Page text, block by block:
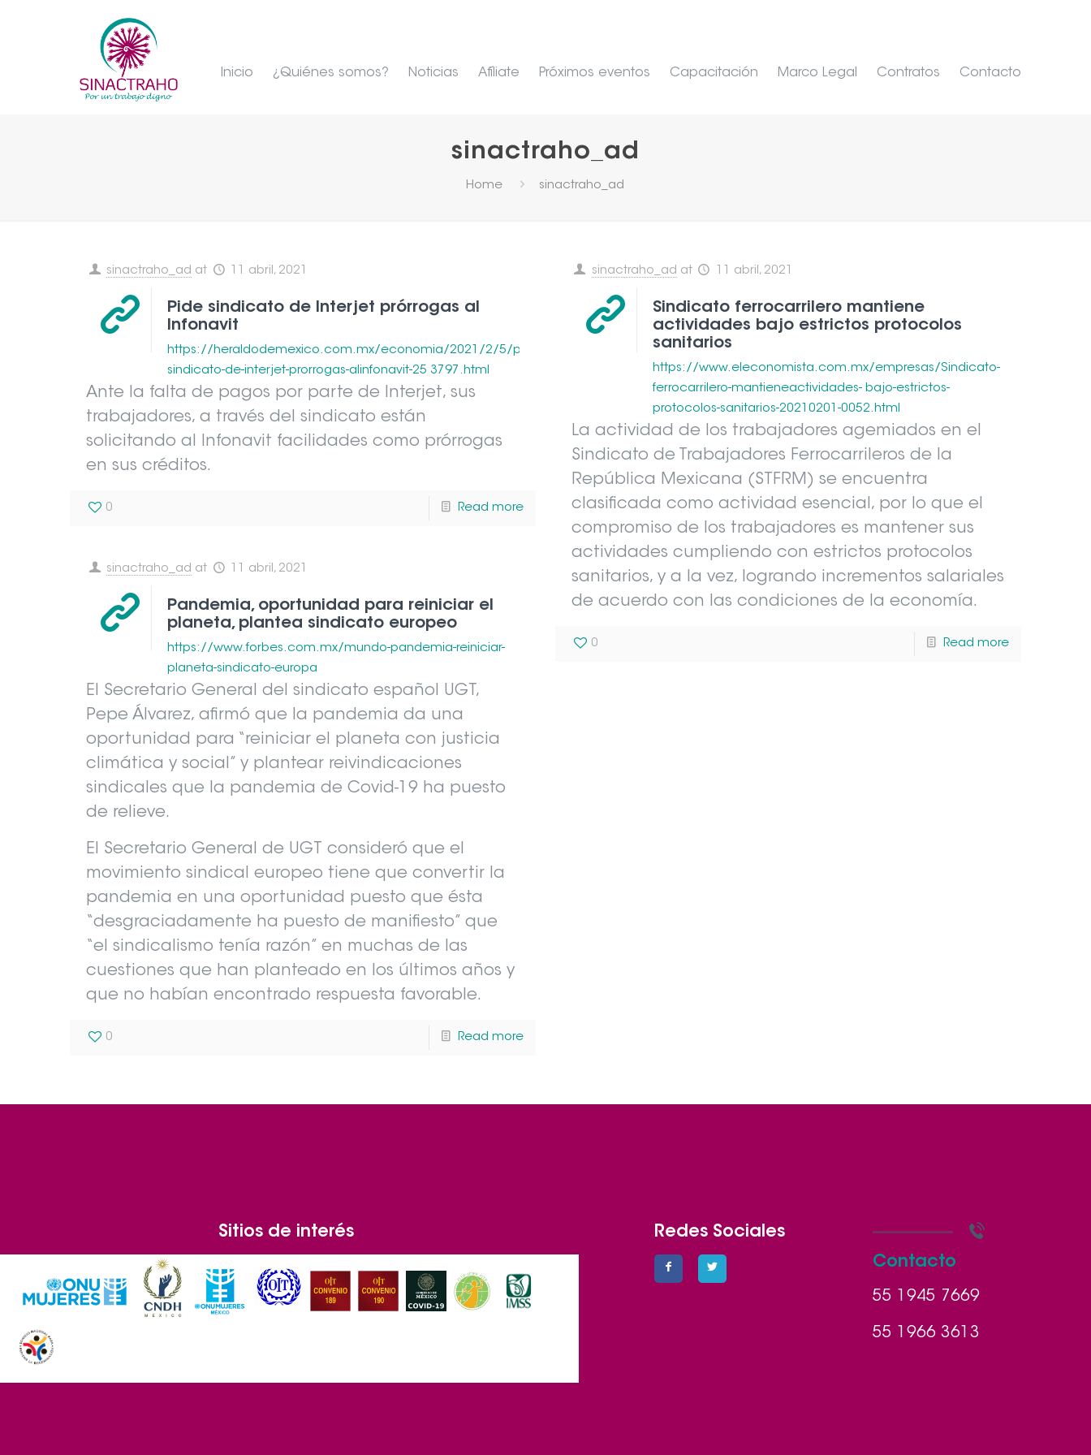
Inicio ¿Quiénes somos? Noticias Afíliate Próximos eventos Capacitación Marco Legal Contratos Contacto
sinactraho_ad
Home sinactraho_ad
sinactraho_ad at 11 abril, 2021
Pide sindicato de Interjet prórrogas al
Infonavit
https://heraldodemexico.com.mx/economia/2021/2/5/pide-
sindicato-de-interjet-prorrogas-alinfonavit-25 3797.html
Ante la falta de pagos por parte de Interjet, sus
trabajadores, a través del sindicato están
solicitando al Infonavit facilidades como prórrogas
en sus créditos.
0 Read more
sinactraho_ad at 11 abril, 2021
Sindicato ferrocarrilero mantiene
actividades bajo estrictos protocolos
sanitarios
https://www.eleconomista.com.mx/empresas/Sindicato-
ferrocarrilero-mantieneactividades- bajo-estrictos-
protocolos-sanitarios-20210201-0052.html
La actividad de los trabajadores agemiados en el
Sindicato de Trabajadores Ferrocarrileros de la
República Mexicana (STFRM) se encuentra
clasificada como actividad esencial, por lo que el
compromiso de los trabajadores es mantener sus
actividades cumpliendo con estrictos protocolos
sanitarios, y a la vez, logrando incrementos salariales
de acuerdo con las condiciones de la economía.
0 Read more
sinactraho_ad at 11 abril, 2021
Pandemia, oportunidad para reiniciar el
planeta, plantea sindicato europeo
https://www.forbes.com.mx/mundo-pandemia-reiniciar-
planeta-sindicato-europa
El Secretario General del sindicato español UGT,
Pepe Álvarez, afirmó que la pandemia da una
oportunidad para “reiniciar el planeta con justicia
climática y social” y plantear reivindicaciones
sindicales que la pandemia de Covid-19 ha puesto
de relieve.
El Secretario General de UGT consideró que el
movimiento sindical europeo tiene que convertir la
pandemia en una oportunidad puesto que ésta
“desgraciadamente ha puesto de manifiesto” que
“el sindicalismo tenía razón” en muchas de las
cuestiones que han planteado en los últimos años y
que no habían encontrado respuesta favorable.
0 Read more
Sitios de interés
Redes Sociales
Contacto
55 1945 7669
55 1966 3613